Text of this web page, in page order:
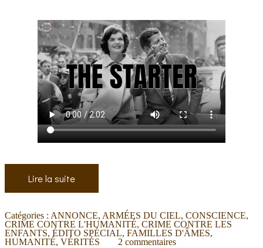
Lire la suite
Catégories : ANNONCE, ARMÉES DU CIEL,CONSCIENCE,
CRIME CONTRE L'HUMANITÉ,CRIME CONTRE LES
ENFANTS,ÉDITO SPÉCIAL,FAMILLES D'ÂMES,
HUMANITÉ,VÉRITÉS 2 commentaires